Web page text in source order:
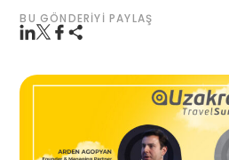
BU GÖNDERIYI PAYLAŞ